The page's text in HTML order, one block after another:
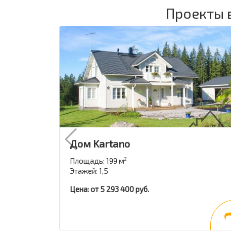
Проекты
Дом Kartano
Площадь: 199 м2
Этажей: 1,5
Цена: от 5 293 400 руб.